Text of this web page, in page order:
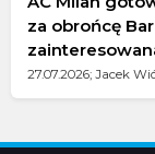
za obrońcę
27.07.2026; Jacek